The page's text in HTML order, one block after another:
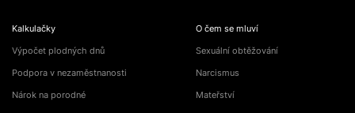
Kalkulačky
Výpočet plodných dnů
Podpora v nezaměstnanosti
Nárok na porodné
O čem se mluví
Sexuální obtěžování
Narcismus
Mateřství